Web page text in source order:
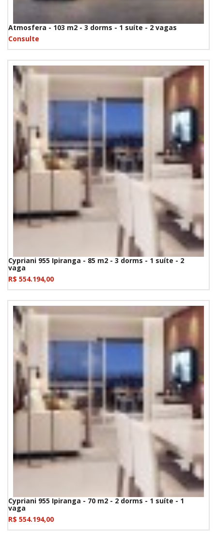
Atmosfera - 103 m2 - 3 dorms - 1 suíte - 2 vagas
Consulte
Cypriani 955 Ipiranga - 85 m2 - 3 dorms - 1 suíte - 2
vaga
R$ 554.194,00
Cypriani 955 Ipiranga - 70 m2 - 2 dorms - 1 suíte - 1
vaga
R$ 554.194,00